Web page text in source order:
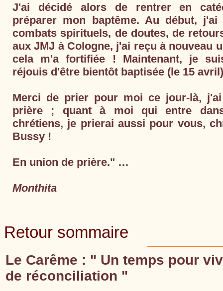
J'ai décidé alors de rentrer en
préparer mon baptême. Au début, j'ai
combats spirituels, de doutes, de
aux JMJ à Cologne, j'ai reçu à nouveau
cela m'a fortifiée ! Maintenant, je
réjouis d'être bientôt baptisée (le 15
Merci de prier pour moi ce jour-là,
prière ; quant à moi qui entre
chrétiens, je prierai aussi pour vous,
Bussy !
En union de prière." …
Monthita
Retour sommaire
Le Carême : " Un temps pour
de réconciliation "